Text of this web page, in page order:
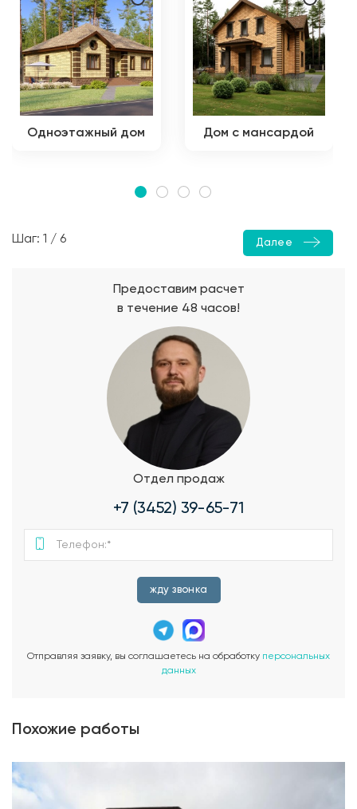
Одноэтажный дом Дом с мансардой
Шаг: 1 / 6 Далее
Предоставим расчет
в течение 48 часов!
Отдел продаж
+7 (3452) 39-65-71
жду звонка
Отправляя заявку, вы соглашаетесь на обработку персональных
данных
Похожие работы